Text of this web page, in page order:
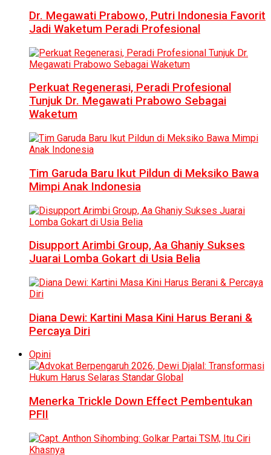
Dr. Megawati Prabowo, Putri Indonesia Favorit
Jadi Waketum Peradi Profesional
Perkuat Regenerasi, Peradi Profesional
Tunjuk Dr. Megawati Prabowo Sebagai
Waketum
Tim Garuda Baru Ikut Pildun di Meksiko Bawa
Mimpi Anak Indonesia
Disupport Arimbi Group, Aa Ghaniy Sukses
Juarai Lomba Gokart di Usia Belia
Diana Dewi: Kartini Masa Kini Harus Berani &
Percaya Diri
Opini
Menerka Trickle Down Effect Pembentukan
PFII